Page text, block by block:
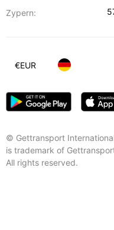
Zypern:
© Gettransport
is trademark of
All rights reserved.
€EUR